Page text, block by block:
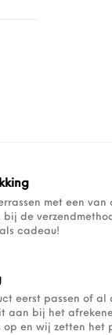
met een van
bij de
cadeau!
eerst passen of al
aan bij het
op en wij zetten het